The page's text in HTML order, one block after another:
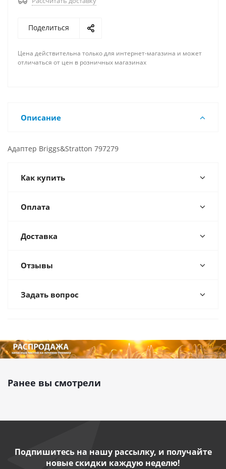
Поделиться
Цена действительна только для интернет-магазина и может
отличаться от цен в розничных магазинах
Описание
Адаптер Briggs&Stratton 797279
Как купить
Оплата
Доставка
Отзывы
Задать вопрос
Ранее вы смотрели
Подпишитесь на нашу рассылку, и получайте
новые скидки каждую неделю!